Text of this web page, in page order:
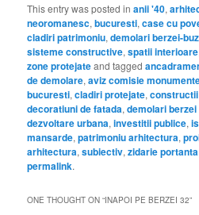
This entry was posted inanii '40,
neoromanesc,bucuresti,case cu
cladiri patrimoniu,demolari berzei-
sisteme constructive,spatii interioare
zone protejateand tagged
de demolare,aviz comisie
bucuresti,cladiri protejate,
decoratiuni de fatada,demolari
dezvoltare urbana,investitii publice,
mansarde,patrimoniu arhitectura,
arhitectura,subiectiv,zidarie portanta
permalink.
ONE THOUGHT ON “INAPOI PE BERZEI 32”